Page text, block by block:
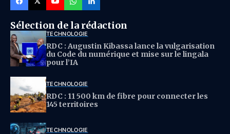
Sélection de la rédaction
TECHNOLOGIE
RDC : Augustin Kibassa lance la vulgarisation
du Code du numérique et mise sur le lingala
pour l’IA
TECHNOLOGIE
RDC : 11 500 km de fibre pour connecter les
145 territoires
TECHNOLOGIE